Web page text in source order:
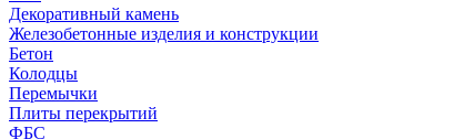
Декоративный камень
Железобетонные изделия и конструкции
Бетон
Колодцы
Перемычки
Плиты перекрытий
ФБС